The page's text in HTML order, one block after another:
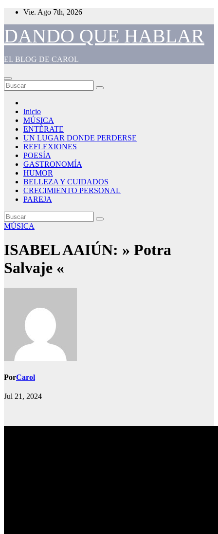
Saltar
contenido
Vie. Ago 7th, 2026
DANDO QUE HABLAR
EL BLOG DE CAROL
Inicio
MÚSICA
ENTÈRATE
UN LUGAR DONDE PERDERSE
REFLEXIONES
POESÍA
GASTRONOMÍA
HUMOR
BELLEZA Y CUIDADOS
CRECIMIENTO PERSONAL
PAREJA
MÚSICA
ISABEL AAIÚN: » Potra
Salvaje «
PorCarol
Jul 21, 2024